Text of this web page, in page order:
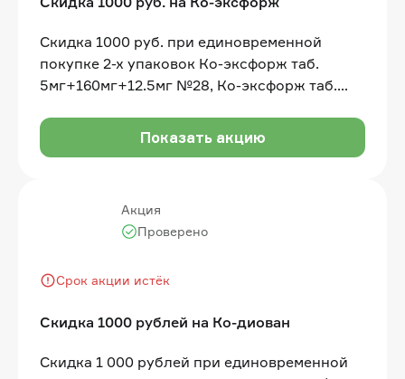
Скидка 1000 руб. при единовременной
покупке 2-х упаковок Ко-эксфорж таб.
5мг+160мг+12.5мг №28, Ко-эксфорж таб.
Показать акцию
Акция
Скидка 1000 рублей на Ко-диован
Срок акции истёк
Проверено
Скидка 1 000 рублей при единовременной